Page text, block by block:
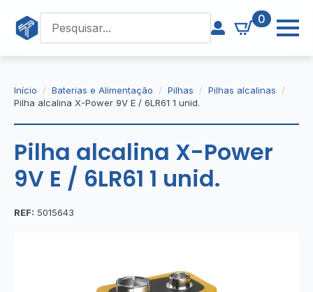
0
Início Baterias e Alimentação Pilhas
Pilhas alcalinas
Pilha alcalina X-Power 9V E / 6LR61 1 unid.
Pilha alcalina X-Power
9V E / 6LR61 1 unid.
REF: 5015643